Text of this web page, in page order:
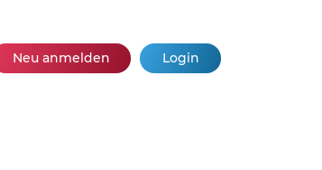
Neu anmelden Login